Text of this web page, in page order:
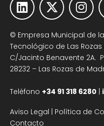
© Empresa Municipal de
Tecnológico de Las Rozas
C/Jacinto Benavente 2A.
28232 – Las Rozas de
Teléfono +34 91 318 6280 |
Aviso Legal | Política de
Contacto